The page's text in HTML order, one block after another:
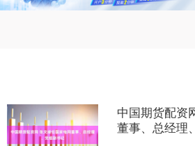
中国期货配资
董事、总经理